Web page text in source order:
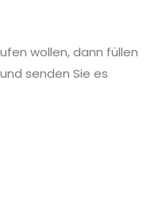
wollen, dann füllen
senden Sie es